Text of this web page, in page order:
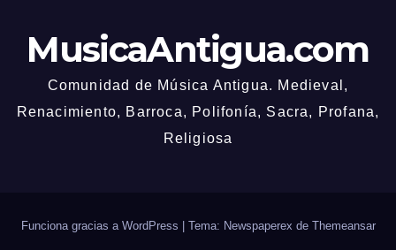
MusicaAntigua.com
Comunidad de Música Antigua. Medieval,
Renacimiento, Barroca, Polifonía, Sacra, Profana,
Religiosa
Funciona gracias a WordPress Tema: Newspaperex de Themeansar